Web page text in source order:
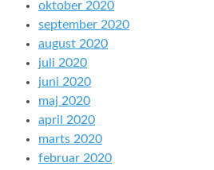
oktober 2020
september 2020
august 2020
juli 2020
juni 2020
maj 2020
april 2020
marts 2020
februar 2020